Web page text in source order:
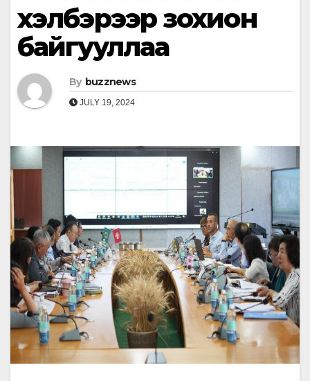
хэлбэрээр зохион
байгууллаа
By buzznews
JULY 19, 2024